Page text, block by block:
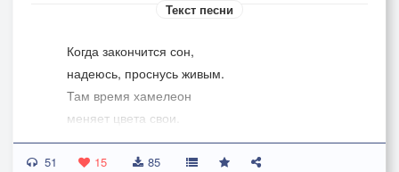
Текст песни
Когда закончится сон,
надеюсь, проснусь живым.
Там время хамелеон
меняет цвета свои.
В палитре прошедших лет
51 15 85